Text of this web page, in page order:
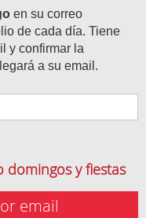
en su correo
de cada día. Tiene
y confirmar la
a su email.
domingos y fiestas
email